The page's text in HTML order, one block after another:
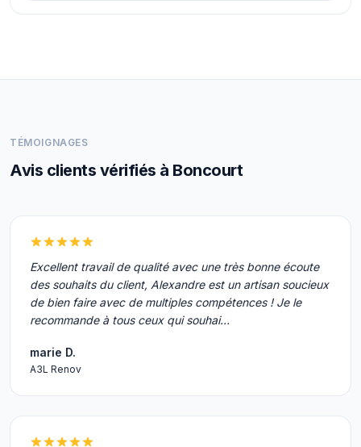
TÉMOIGNAGES
Avis clients vérifiés à Boncourt
Excellent travail de qualité avec une très bonne écoute
des souhaits du client, Alexandre est un artisan soucieux
de bien faire avec de multiples compétences ! Je le
recommande à tous ceux qui souhai…
marie D.
A3L Renov